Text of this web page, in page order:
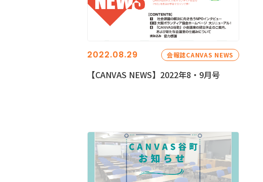
2022.08.29 会報誌CANVAS NEWS
【CANVAS NEWS】2022年8・9月号